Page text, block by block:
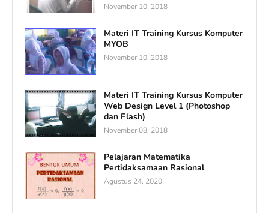
November 10, 2018
Materi IT Training Kursus Komputer
MYOB
November 10, 2018
Materi IT Training Kursus Komputer
Web Design Level 1 (Photoshop
dan Flash)
November 08, 2018
Pelajaran Matematika
Pertidaksamaan Rasional
Agustus 24, 2020